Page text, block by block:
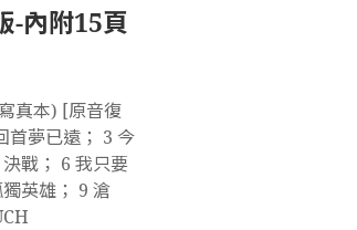
-內附15頁
真本) [原音復
首夢已遠； 3 今
戰； 6 我只要
英雄； 9 滄